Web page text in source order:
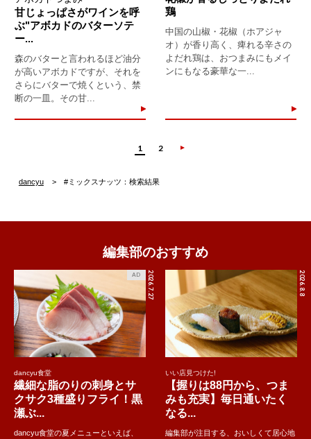
甘じょっぱさがワインを呼
ぶ"アボカドのバターソテ
ー...
森のバターと言われるほど油分
が高いアボカドですが、それを
さらにバターで焼くという、禁
断の一皿。その甘...
鶏
中国の山椒・花椒（ホアジャ
オ）が香り高く、痺れる辛さの
よだれ鶏は、おつまみにもメイ
ンにもなる豪華な一...
1 2
dancyu #ミックスナッツ：検索結果
編集部のおすすめ
2026.7.27
AD
dancyu食堂
繊細な脂のりの刺身とサ
クサク3種盛りフライ！黒
瀬ぶ...
dancyu食堂の夏メニューといえば、
2026.8.8
いい店見つけた!
【握りは88円から、つま
みも充実】毎日通いたく
なる...
編集部が注目する、おいしくて居心地